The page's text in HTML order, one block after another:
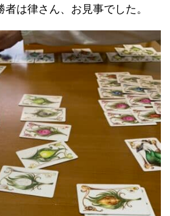
は律さん、お見事でした。